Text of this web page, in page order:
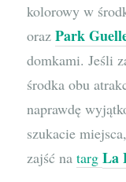
kolorowy w
orazPark
domkami. Jeśli
środka obu
naprawdę
szukacie
zajść natargLa